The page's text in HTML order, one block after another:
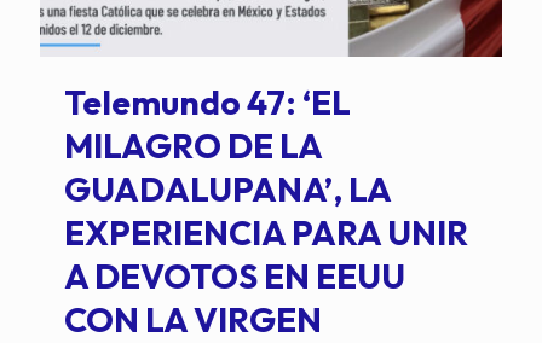
Telemundo 47: ‘EL
MILAGRO DE LA
GUADALUPANA’, LA
EXPERIENCIA PARA UNIR
A DEVOTOS EN EEUU
CON LA VIRGEN